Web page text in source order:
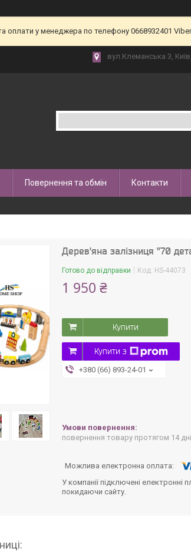
оплати у менеджера по телефону 0668932401
вул.Клеманська 3,
Повернення та обмін Контакти
Дерев'яна залізниця "70
Готово до відправки Код: HS-44073
1 950 ₴
Купити
Купити з
+380 (66) 893-24-01
повернення товару протягом 14
У компанії підключені електронні
покидаючи сайту.